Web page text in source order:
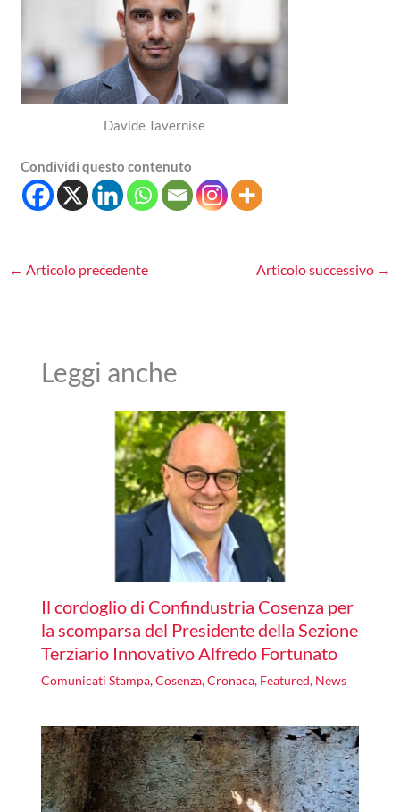
Davide Tavernise
Condividi questo contenuto
← Articolo precedente Articolo successivo →
Leggi anche
Il cordoglio di Confindustria Cosenza per
la scomparsa del Presidente della Sezione
Terziario Innovativo Alfredo Fortunato
Comunicati Stampa,Cosenza,Cronaca, Featured, News